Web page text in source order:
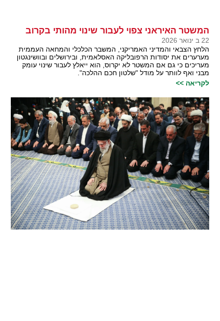
המשטר האיראני צפוי לעבור שינוי מהותי בקרוב
22 ב ינואר 2026
הלחץ הצבאי והמדיני האמריקני, המשבר הכלכלי והמחאה העממית
מערערים את יסודות הרפובליקה האסלאמית, ובירושלים ובוושינגטון
מעריכים כי גם אם המשטר לא יקרוס, הוא ייאלץ לעבור שינוי עומק
מבני ואף לוותר על מודל "שלטון חכם ההלכה".
לקריאה >>